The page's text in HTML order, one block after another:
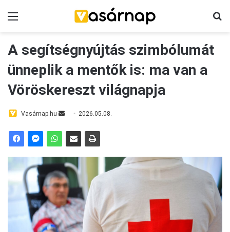
A segítségnyújtás szimbólumát
ünneplik a mentők is: ma van a
Vöröskereszt világnapja
Vasárnap.hu
a
n
e
m
a
i
2026.05.08.